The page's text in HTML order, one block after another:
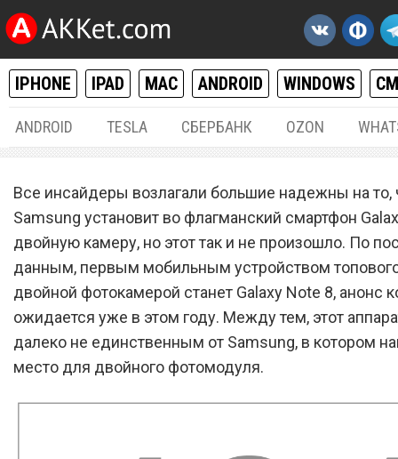
IPHONE IPAD MAC ANDROID WINDOWS
ANDROID TESLA СБЕРБАНК OZON
Samsung установит
камеру в новые
Galaxy C
Все инсайдеры возлагали большие надежны на то,
Samsung установит во флагманский смартфон
двойную камеру, но этот так и не произошло. По
данным, первым мобильным устройством
двойной фотокамерой станет Galaxy Note 8, анонс
ожидается уже в этом году. Между тем, этот
далеко не единственным от Samsung, в котором
место для двойного фотомодуля.